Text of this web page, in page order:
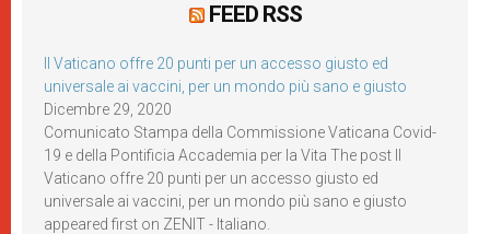
FEED RSS
Il Vaticano offre 20 punti per un accesso giusto ed
universale ai vaccini, per un mondo più sano e giusto
Dicembre 29, 2020
Comunicato Stampa della Commissione Vaticana Covid-
19 e della Pontificia Accademia per la Vita The post Il
Vaticano offre 20 punti per un accesso giusto ed
universale ai vaccini, per un mondo più sano e giusto
appeared first on ZENIT - Italiano.